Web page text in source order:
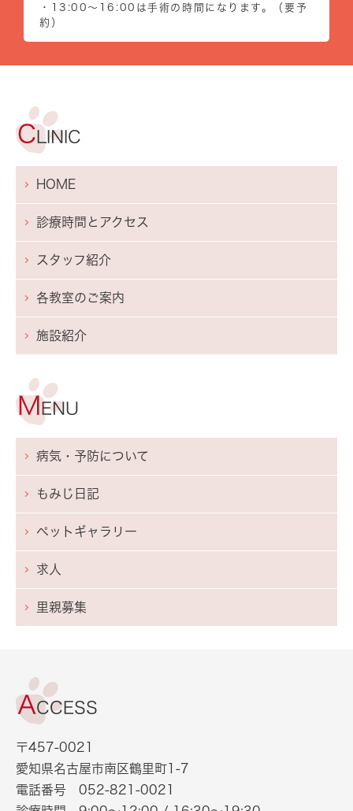
・13:00～16:00は手術の時間になります。（要予
約）
HOME
診療時間とアクセス
スタッフ紹介
各教室のご案内
施設紹介
病気・予防について
もみじ日記
ペットギャラリー
求人
里親募集
〒457-0021
愛知県名古屋市南区鶴里町1-7
電話番号 052-821-0021